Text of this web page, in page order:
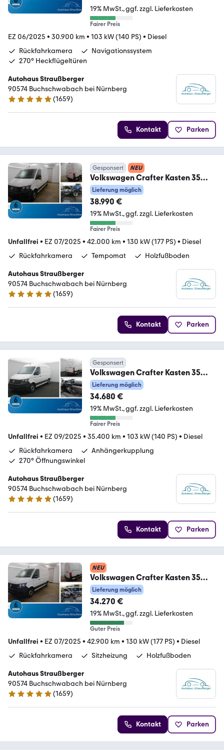
19% MwSt. ggf. zzgl. Lieferkosten
Fairer Preis
EZ 06/2025 • 30.900 km • 103 kW (140 PS) • Diesel
Rückfahrkamera
Navigationssystem
270° Heckflügeltüren
Autohaus Straußberger
90574 Buchschwabach bei Nürnberg
4.9 Sterne
(1659)
Kontakt Parken
Gesponsert NEU
Volkswagen Crafter Kasten 35
lang Hochdach FWD NAVI RFK
Lieferung möglich
38.990 €
19% MwSt. ggf. zzgl. Lieferkosten
Fairer Preis
Unfallfrei • EZ 07/2025 • 42.000 km • 130 kW (177 PS) • Diesel
Rückfahrkamera
Tempomat Holzfußboden
Autohaus Straußberger
90574 Buchschwabach bei Nürnberg
4.9 Sterne
(1659)
Kontakt Parken
Gesponsert
Volkswagen Crafter Kasten 35
mittellang Hochdach FWD AHK
Lieferung möglich
34.680 €
19% MwSt. ggf. zzgl. Lieferkosten
Fairer Preis
Unfallfrei • EZ 09/2025 • 35.400 km • 103 kW (140 PS) • Diesel
Rückfahrkamera
Anhängerkupplung
270° Öffnungswinkel
Autohaus Straußberger
90574 Buchschwabach bei Nürnberg
4.9 Sterne
(1659)
Kontakt Parken
NEU
Volkswagen Crafter Kasten 35
mittellang Hochdach FWD RFK
Lieferung möglich
34.270 €
19% MwSt. ggf. zzgl. Lieferkosten
Guter Preis
Unfallfrei • EZ 07/2025 • 42.900 km • 130 kW (177 PS) • Diesel
Rückfahrkamera
Sitzheizung Holzfußboden
Autohaus Straußberger
90574 Buchschwabach bei Nürnberg
4.9 Sterne
(1659)
Kontakt Parken